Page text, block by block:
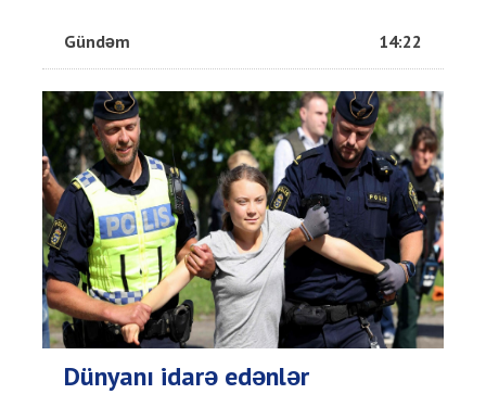
Gündəm 14:22
Dünyanı idarə edənlər